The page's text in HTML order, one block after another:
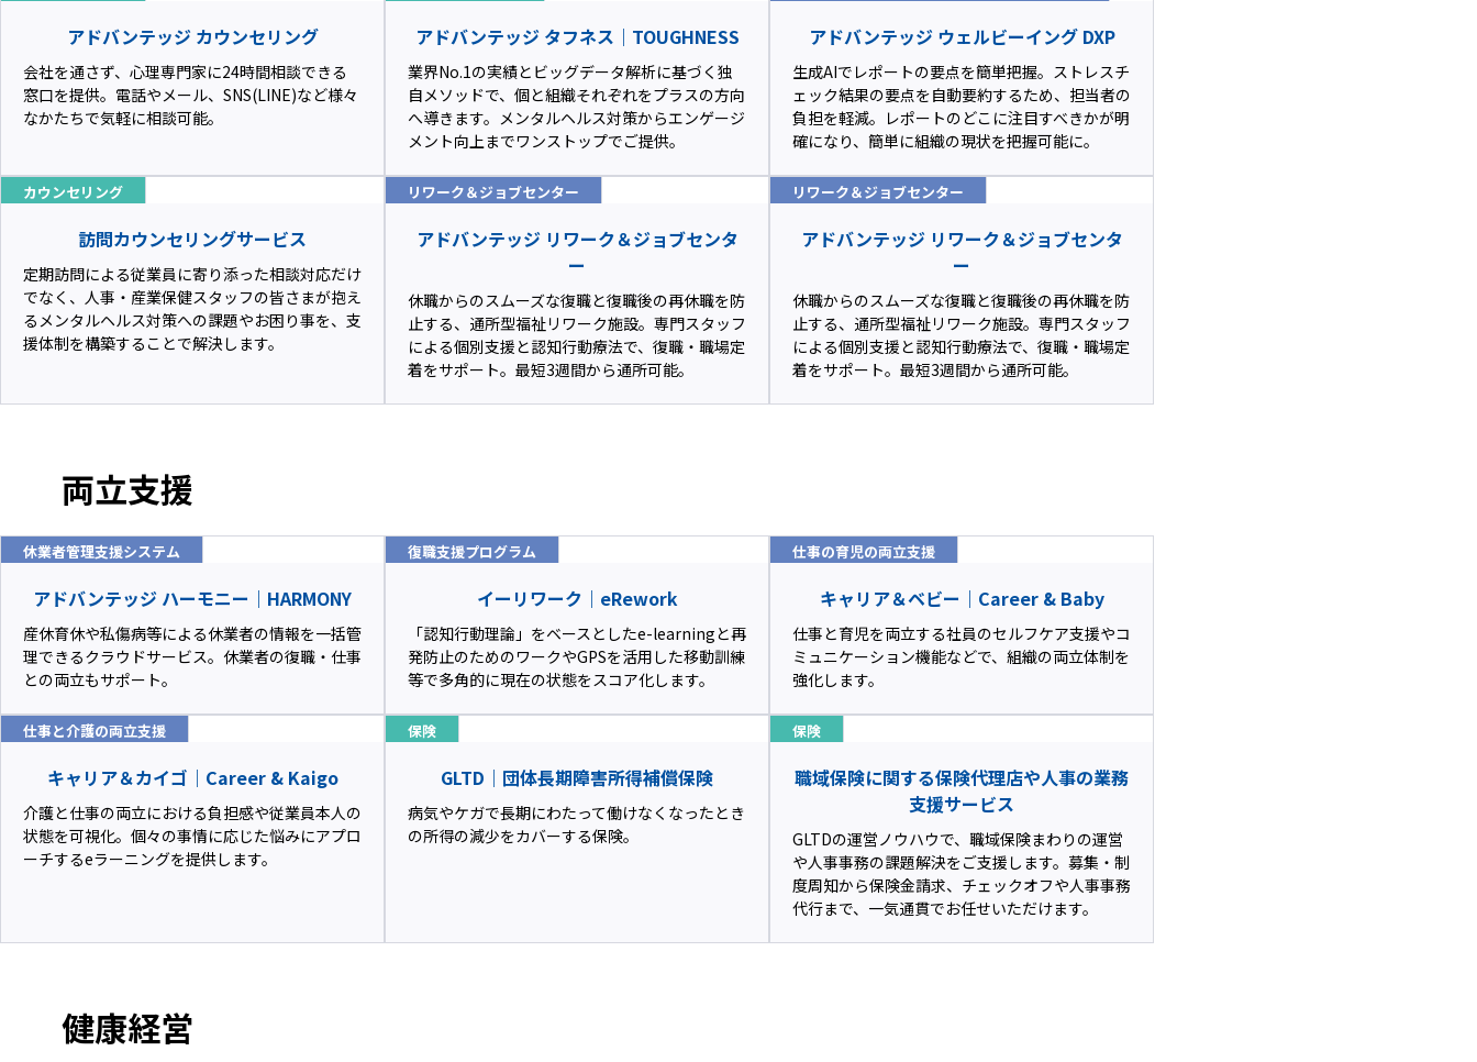
アドバンテッジ カウンセリング
会社を通さず、心理専門家に24時間相談できる
窓口を提供。電話やメール、SNS(LINE)など様々
なかたちで気軽に相談可能。
アドバンテッジ タフネス｜TOUGHNESS
業界No.1の実績とビッグデータ解析に基づく独
自メソッドで、個と組織それぞれをプラスの方向
へ導きます。メンタルヘルス対策からエンゲージ
メント向上までワンストップでご提供。
アドバンテッジ ウェルビーイング DXP
生成AIでレポートの要点を簡単把握。ストレスチ
ェック結果の要点を自動要約するため、担当者の
負担を軽減。レポートのどこに注目すべきかが明
確になり、簡単に組織の現状を把握可能に。
カウンセリング
訪問カウンセリングサービス
定期訪問による従業員に寄り添った相談対応だけ
でなく、人事・産業保健スタッフの皆さまが抱え
るメンタルヘルス対策への課題やお困り事を、支
援体制を構築することで解決します。
リワーク＆ジョブセンター
アドバンテッジ リワーク＆ジョブセンタ
ー
休職からのスムーズな復職と復職後の再休職を防
止する、通所型福祉リワーク施設。専門スタッフ
による個別支援と認知行動療法で、復職・職場定
着をサポート。最短3週間から通所可能。
リワーク＆ジョブセンター
アドバンテッジ リワーク＆ジョブセンタ
ー
休職からのスムーズな復職と復職後の再休職を防
止する、通所型福祉リワーク施設。専門スタッフ
による個別支援と認知行動療法で、復職・職場定
着をサポート。最短3週間から通所可能。
両立支援
休業者管理支援システム
アドバンテッジ ハーモニー｜HARMONY
産休育休や私傷病等による休業者の情報を一括管
理できるクラウドサービス。休業者の復職・仕事
との両立もサポート。
復職支援プログラム
イーリワーク｜eRework
「認知行動理論」をベースとしたe-learningと再
発防止のためのワークやGPSを活用した移動訓練
等で多角的に現在の状態をスコア化します。
仕事の育児の両立支援
キャリア＆ベビー｜Career & Baby
仕事と育児を両立する社員のセルフケア支援やコ
ミュニケーション機能などで、組織の両立体制を
強化します。
仕事と介護の両立支援
キャリア＆カイゴ｜Career & Kaigo
介護と仕事の両立における負担感や従業員本人の
状態を可視化。個々の事情に応じた悩みにアプロ
ーチするeラーニングを提供します。
保険
GLTD｜団体長期障害所得補償保険
病気やケガで長期にわたって働けなくなったとき
の所得の減少をカバーする保険。
保険
職域保険に関する保険代理店や人事の業務
支援サービス
GLTDの運営ノウハウで、職域保険まわりの運営
や人事事務の課題解決をご支援します。募集・制
度周知から保険金請求、チェックオフや人事事務
代行まで、一気通貫でお任せいただけます。
健康経営